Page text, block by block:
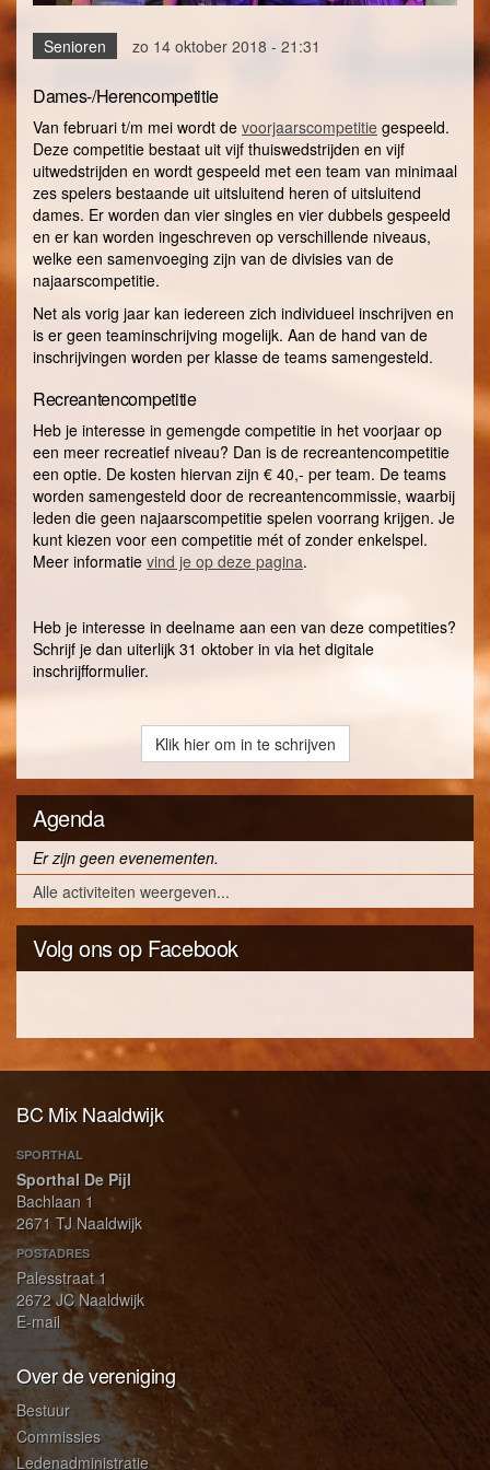
Senioren zo 14 oktober 2018 - 21:31
Dames-/Herencompetitie
Van februari t/m mei wordt de voorjaarscompetitie gespeeld.
Deze competitie bestaat uit vijf thuiswedstrijden en vijf
uitwedstrijden en wordt gespeeld met een team van minimaal
zes spelers bestaande uit uitsluitend heren of uitsluitend
dames. Er worden dan vier singles en vier dubbels gespeeld
en er kan worden ingeschreven op verschillende niveaus,
welke een samenvoeging zijn van de divisies van de
najaarscompetitie.
Net als vorig jaar kan iedereen zich individueel inschrijven en
is er geen teaminschrijving mogelijk. Aan de hand van de
inschrijvingen worden per klasse de teams samengesteld.
Recreantencompetitie
Heb je interesse in gemengde competitie in het voorjaar op
een meer recreatief niveau? Dan is de recreantencompetitie
een optie. De kosten hiervan zijn € 40,- per team. De teams
worden samengesteld door de recreantencommissie, waarbij
leden die geen najaarscompetitie spelen voorrang krijgen. Je
kunt kiezen voor een competitie mét of zonder enkelspel.
Meer informatie vind je op deze pagina.
Heb je interesse in deelname aan een van deze competities?
Schrijf je dan uiterlijk 31 oktober in via het digitale
inschrijfformulier.
Klik hier om in te schrijven
Agenda
Er zijn geen evenementen.
Alle activiteiten weergeven...
Volg ons op Facebook
BC Mix Naaldwijk
SPORTHAL
Sporthal De Pijl
Bachlaan 1
2671 TJ Naaldwijk
POSTADRES
Palesstraat 1
2672 JC Naaldwijk
E-mail
Over de vereniging
Bestuur
Commissies
Ledenadministratie